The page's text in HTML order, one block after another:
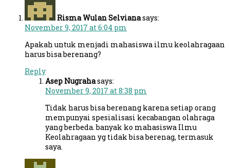
Risma Wulan Selvianasays:
November 9, 2017 at 6:04 pm
Apakah untuk menjadi mahasiswa ilmu keolahragaan
harus bisa berenang?
Reply
Asep Nugrahasays:
November 9, 2017 at 8:38 pm
Tidak harus bisa berenang karena setiap orang
mempunyai spesialisasi kecabangan olahraga
yang berbeda. banyak ko mahasiswa Ilmu
Keolahragaan yg tidak bisa berenag, termasuk
saya.